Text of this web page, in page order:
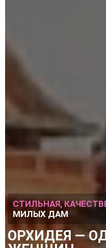
СТИЛЬНАЯ,
МИЛЫХ ДАМ
ОРХИДЕЯ —